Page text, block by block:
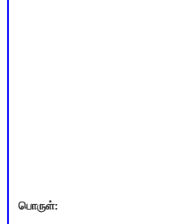
பொருள்: